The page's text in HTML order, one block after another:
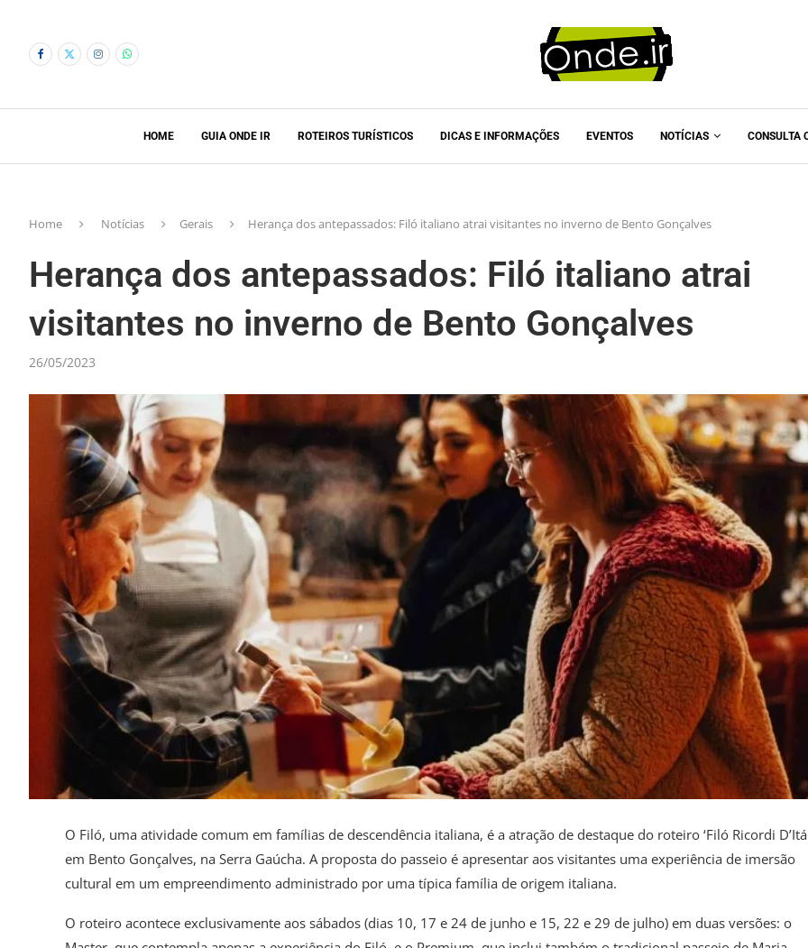
HOME GUIA ONDE IR ROTEIROS TURÍSTICOS DICAS E INFORMAÇÕES EVENTOS NOTÍCIAS CONSULTA
Home Notícias Gerais Herança dos antepassados: Filó italiano atrai visitantes no inverno de Bento Gonçalves
Herança dos antepassados: Filó italiano atrai
visitantes no inverno de Bento Gonçalves
26/05/2023
O Filó, uma atividade comum em famílias de descendência italiana, é a atração de destaque do roteiro ‘Filó Ricordi
em Bento Gonçalves, na Serra Gaúcha. A proposta do passeio é apresentar aos visitantes uma experiência de imersão
cultural em um empreendimento administrado por uma típica família de origem italiana.
O roteiro acontece exclusivamente aos sábados (dias 10, 17 e 24 de junho e 15, 22 e 29 de julho) em duas versões: o